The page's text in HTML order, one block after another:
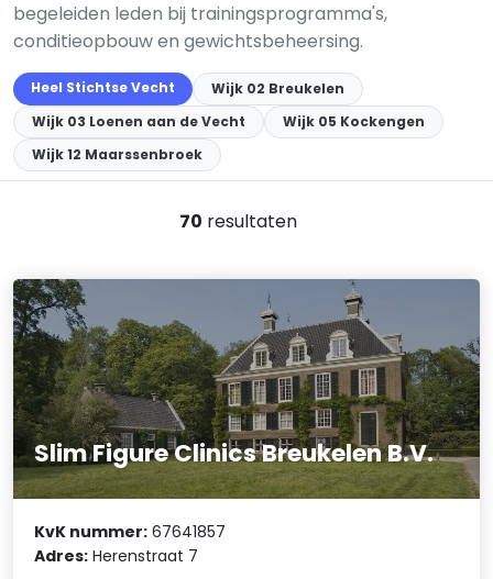
begeleiden leden bij trainingsprogramma's,
conditieopbouw en gewichtsbeheersing.
Heel Stichtse Vecht
Wijk 02 Breukelen
Wijk 03 Loenen aan de Vecht
Wijk 05 Kockengen
Wijk 12 Maarssenbroek
70 resultaten
Slim Figure Clinics Breukelen B.V.
KvK nummer: 67641857
Adres: Herenstraat 7